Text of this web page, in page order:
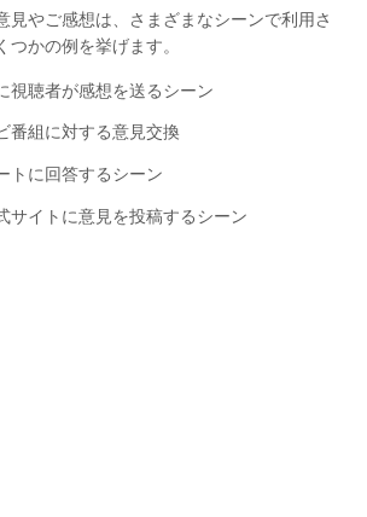
見やご感想は、さまざまなシーンで利用さ
つかの例を挙げます。
視聴者が感想を送るシーン
番組に対する意見交換
トに回答するシーン
サイトに意見を投稿するシーン